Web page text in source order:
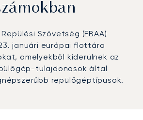
Szövetség (EBAA)
januári európai flottára
amelyekből kiderülnek az
tulajdonosok által
repülőgéptípusok.